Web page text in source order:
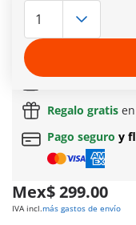
segundo cuenta para
agua puede
el fuego rápidamente.
Más información
Envío gratuito
Regalo gratis
Pago seguro y
Mex$ 299.00
IVA incl.más gastos de envío